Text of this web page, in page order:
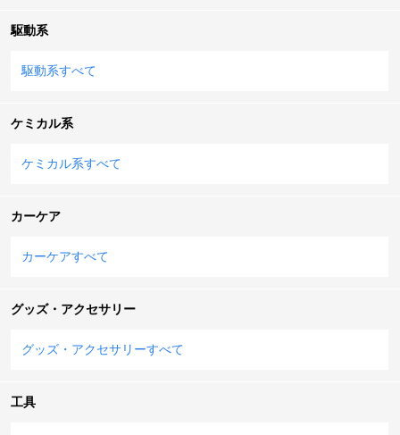
駆動系
駆動系すべて
ケミカル系
ケミカル系すべて
カーケア
カーケアすべて
グッズ・アクセサリー
グッズ・アクセサリーすべて
工具